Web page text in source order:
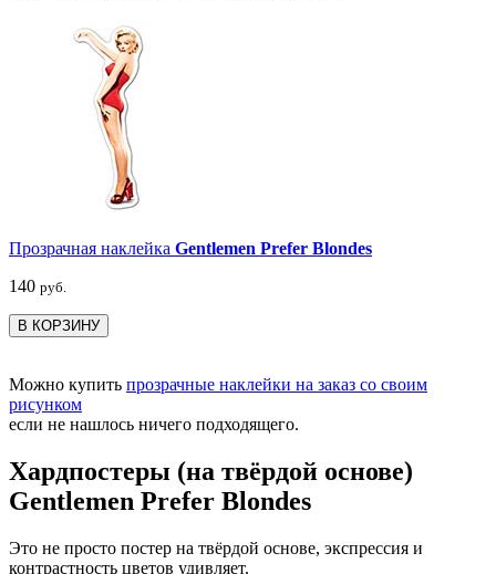
Прозрачная наклейка Gentlemen Prefer Blondes
140 руб.
В КОРЗИНУ
Можно купить прозрачные наклейки на заказ со своим
рисунком
если не нашлось ничего подходящего.
Хардпостеры (на твёрдой основе)
Gentlemen Prefer Blondes
Это не просто постер на твёрдой основе, экспрессия и
контрастность цветов удивляет.